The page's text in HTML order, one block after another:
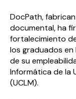
DocPath,
documental, ha
fortalecimiento
los graduados en
de su
Informática de la
(UCLM).